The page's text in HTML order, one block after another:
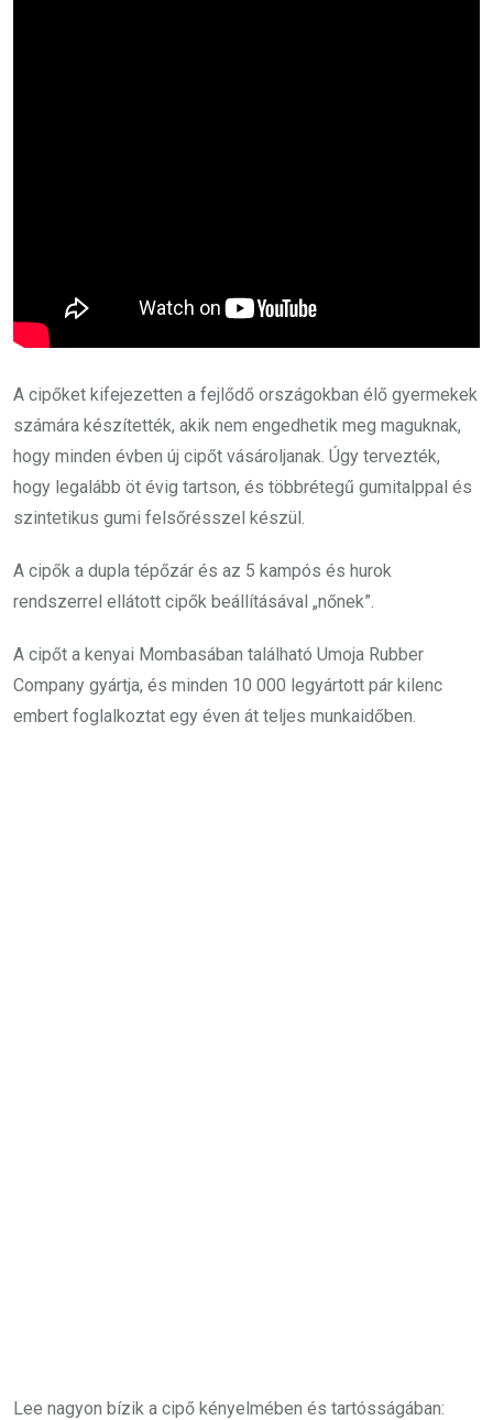
A cipőket kifejezetten a fejlődő országokban élő gyermekek
számára készítették, akik nem engedhetik meg maguknak,
hogy minden évben új cipőt vásároljanak. Úgy tervezték,
hogy legalább öt évig tartson, és többrétegű gumitalppal és
szintetikus gumi felsőrésszel készül.
A cipők a dupla tépőzár és az 5 kampós és hurok
rendszerrel ellátott cipők beállításával „nőnek”.
A cipőt a kenyai Mombasában található Umoja Rubber
Company gyártja, és minden 10 000 legyártott pár kilenc
embert foglalkoztat egy éven át teljes munkaidőben.
Lee nagyon bízik a cipő kényelmében és tartósságában: